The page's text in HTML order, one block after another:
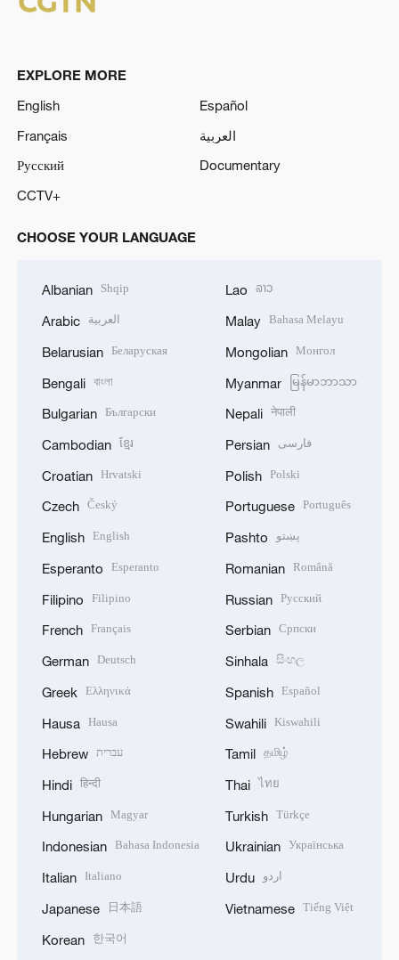
EXPLORE MORE
English
Español
Français
العربية
Русский
Documentary
CCTV+
CHOOSE YOUR LANGUAGE
Albanian Shqip
Arabic العربية
Belarusian Беларуская
Bengali বাংলা
Bulgarian Български
Cambodian ខ្មែរ
Croatian Hrvatski
Czech Český
English English
Esperanto Esperanto
Filipino Filipino
French Français
German Deutsch
Greek Ελληνικά
Hausa Hausa
Hebrew עברית
Hindi हिन्दी
Hungarian Magyar
Indonesian Bahasa Indonesia
Italian Italiano
Japanese 日本語
Korean 한국어
Lao ລາວ
Malay Bahasa Melayu
Mongolian Монгол
Myanmar မြန်မာဘာသာ
Nepali नेपाली
Persian فارسی
Polish Polski
Portuguese Português
Pashto پښتو
Romanian Română
Russian Русский
Serbian Српски
Sinhala සිංහල
Spanish Español
Swahili Kiswahili
Tamil தமிழ்
Thai ไทย
Turkish Türkçe
Ukrainian Українська
Urdu اردو
Vietnamese Tiếng Việt